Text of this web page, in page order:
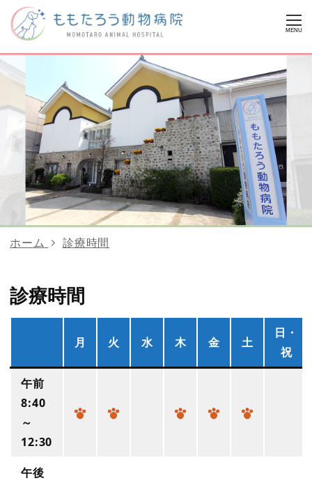
MENU
ホーム 診療時間
診療時間
月 火 水 木 金 土
日・
祝
午前
8:40
～
12:30
午後